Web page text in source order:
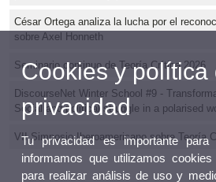
César Ortega analiza la lucha por el
sobre Axel Honneth
Seminario continuo de Teoría Crítica 2026
DiscourseNet Winter School #9 -
Social and political struggle in a polarised
VII Simposio Iberoamericano sobre Teoría
Cookies y política
privacidad
Tu privacidad es importante
informamos que utilizamos
para realizar análisis de uso y